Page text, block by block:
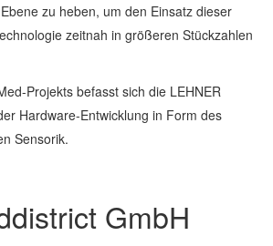
zu heben, um den Einsatz dieser
zeitnah in größeren Stückzahlen
Projekts befasst sich die LEHNER
Hardware-Entwicklung in Form des
Sensorik.
GmbH